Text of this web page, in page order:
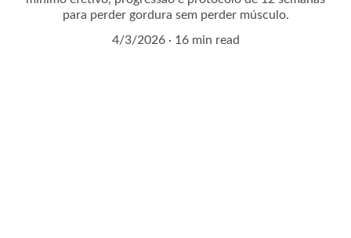
para perder gordura sem perder músculo.
4/3/2026
16 min read